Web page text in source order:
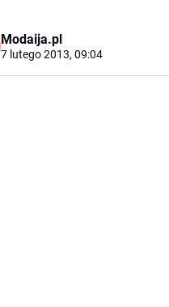
Modaija.pl
7 lutego 2013, 09:04